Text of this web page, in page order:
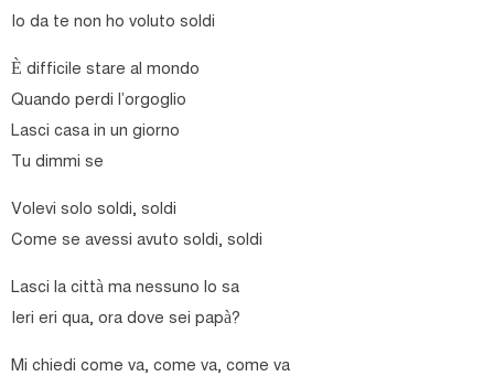
Io da te non ho voluto soldi
È difficile stare al mondo
Quando perdi l’orgoglio
Lasci casa in un giorno
Tu dimmi se
Volevi solo soldi, soldi
Come se avessi avuto soldi, soldi
Lasci la città ma nessuno lo sa
Ieri eri qua, ora dove sei papà?
Mi chiedi come va, come va, come va